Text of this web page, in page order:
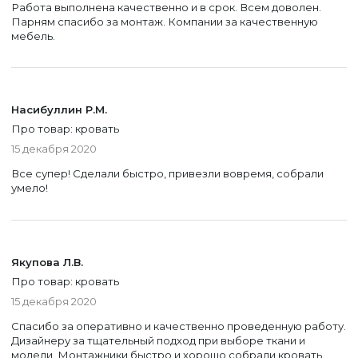
Работа выполнена качественно и в срок. Всем доволен.
Парням спасибо за монтаж. Компании за качественную
мебель.
Насибуллин Р.М.
Про товар: кровать
15 декабря 2020
Все супер! Сделали быстро, привезли вовремя, собрали
умело!
Якупова Л.В.
Про товар: кровать
15 декабря 2020
Спасибо за оперативно и качественно проведенную работу.
Дизайнеру за тщательный подход при выборе ткани и
модели. Монтажники быстро и хорошо собрали кровать.